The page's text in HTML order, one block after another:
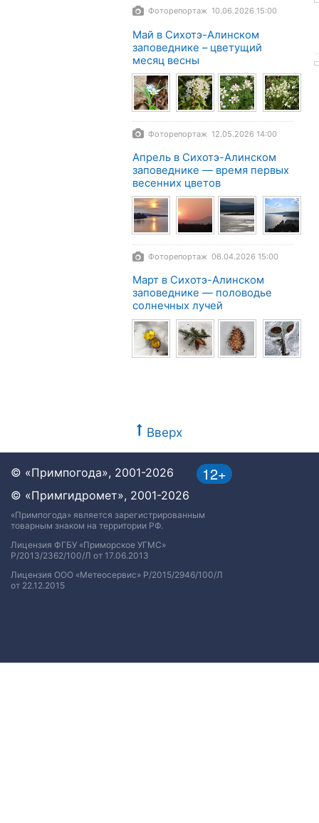
Фоторепортаж 10.06.2026 15:00
Май в Сихотэ-Алинском
заповеднике – цветущий
месяц весны
Фоторепортаж 12.05.2026 14:00
Апрель в Сихотэ-Алинском
заповеднике — время первых
весенних цветов
Фоторепортаж 06.04.2026 15:00
Март в Сихотэ-Алинском
заповеднике — половодье
солнечных лучей
Вверх
12+
© «Примпогода», 2001-2026
© «Примгидромет», 2001-2026
«Примпогода» является зарегистрированным
товарным знаком на территории РФ.
Лицензия ФГБУ «Приморское УГМС»
Р/2013/2362/100/Л от 17.06.2013
Лицензия ООО «Метеосервис» Р/2015/2946/100/Л
от 22.12.2015